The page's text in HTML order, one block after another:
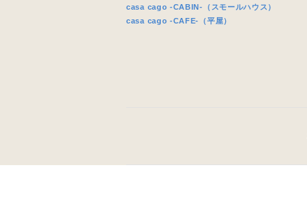
casa cago -CABIN-（スモールハウス）
casa cago -CAFE-（平屋）